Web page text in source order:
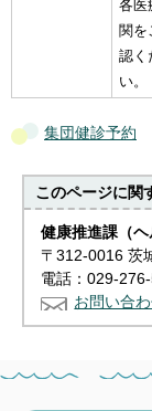
各医
関を
認く
い。
集団健診予約
このページに関
健康推進課（ヘ
〒312-0016 茨
電話：029-
お問い合